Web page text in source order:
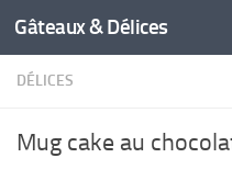
Gâteaux & Délices
DÉLICES
Mug cake au